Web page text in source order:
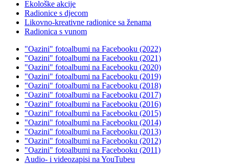
Ekološke akcije
Radionice s djecom
Likovno-kreativne radionice sa ženama
Radionica s vunom
"Oazini" fotoalbumi na Facebooku (2022)
"Oazini" fotoalbumi na Facebooku (2021)
"Oazini" fotoalbumi na Facebooku (2020)
"Oazini" fotoalbumi na Facebooku (2019)
"Oazini" fotoalbumi na Facebooku (2018)
"Oazini" fotoalbumi na Facebooku (2017)
"Oazini" fotoalbumi na Facebooku (2016)
"Oazini" fotoalbumi na Facebooku (2015)
"Oazini" fotoalbumi na Facebooku (2014)
"Oazini" fotoalbumi na Facebooku (2013)
"Oazini" fotoalbumi na Facebooku (2012)
"Oazini" fotoalbumi na Facebooku (2011)
Audio- i videozapisi na YouTubeu